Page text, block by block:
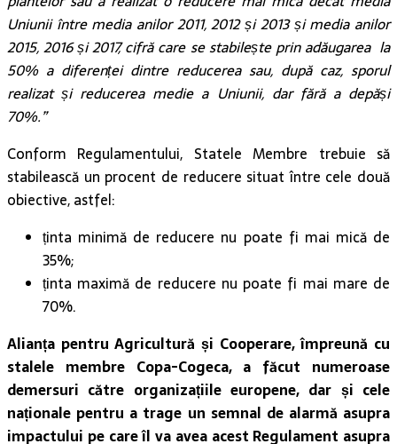
Uniunii între media anilor 2011, 2012 și 2013 și media anilor
2015, 2016 și 2017, cifră care se stabilește prin adăugarea la
50% a diferenței dintre reducerea sau, după caz, sporul
realizat și reducerea medie a Uniunii, dar fără a depăși
70%.”
Conform Regulamentului, Statele Membre trebuie să
stabilească un procent de reducere situat între cele două
obiective, astfel:
ținta minimă de reducere nu poate fi mai mică de
35%;
ținta maximă de reducere nu poate fi mai mare de
70%.
Alianța pentru Agricultură și Cooperare, împreună cu
stalele membre Copa-Cogeca, a făcut numeroase
demersuri către organizațiile europene, dar și cele
naționale pentru a trage un semnal de alarmă asupra
impactului pe care îl va avea acest Regulament asupra